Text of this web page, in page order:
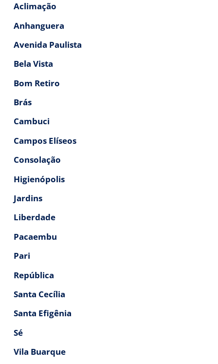
Aclimação
Anhanguera
Avenida Paulista
Bela Vista
Bom Retiro
Brás
Cambuci
Campos Elíseos
Consolação
Higienópolis
Jardins
Liberdade
Pacaembu
Pari
República
Santa Cecília
Santa Efigênia
Sé
Vila Buarque